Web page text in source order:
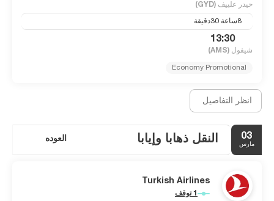
حيدر علييف (GYD)
13:30
شيفول (AMS)
Economy Promotional
انظر التفاصيل
03
مارس النقل ذهابا وإيابا العوده
Turkish Airlines
1 توقف